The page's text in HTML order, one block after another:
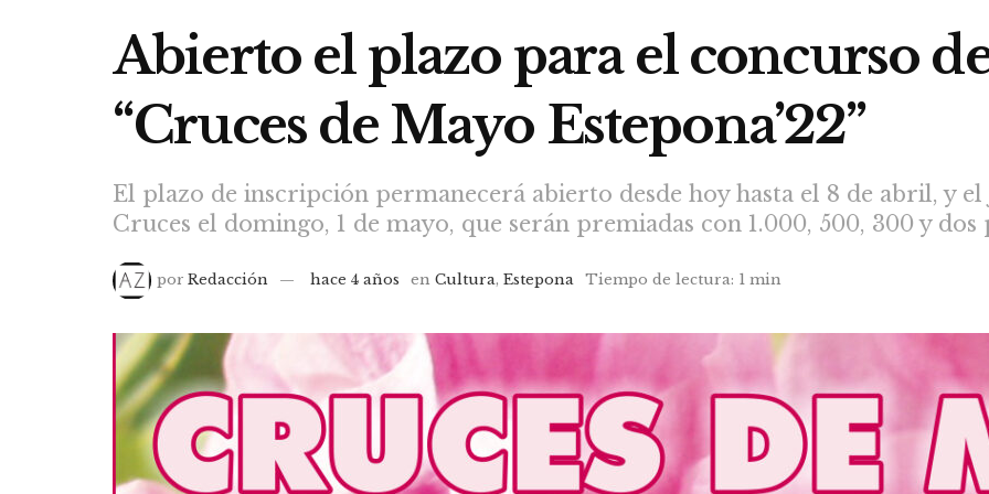
Abierto el plazo para el concurso
“Cruces de Mayo Estepona’22”
El plazo de inscripción permanecerá abierto desde hoy hasta el 8 de abril, y
Cruces el domingo, 1 de mayo, que serán premiadas con 1.000, 500, 300 y
por Redacción hace 4 años en Cultura,Estepona Tiempo de lectura: 1 min